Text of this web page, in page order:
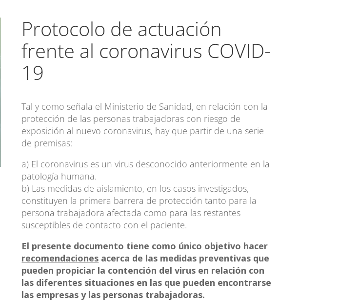
Protocolo de actuación
frente al coronavirus COVID-
19
Tal y como señala el Ministerio de Sanidad, en relación con la
protección de las personas trabajadoras con riesgo de
exposición al nuevo coronavirus, hay que partir de una serie
de premisas:
a) El coronavirus es un virus desconocido anteriormente en la
patología humana.
b) Las medidas de aislamiento, en los casos investigados,
constituyen la primera barrera de protección tanto para la
persona trabajadora afectada como para las restantes
susceptibles de contacto con el paciente.
El presente documento tiene como único objetivo hacer
recomendaciones acerca de las medidas preventivas que
pueden propiciar la contención del virus en relación con
las diferentes situaciones en las que pueden encontrarse
las empresas y las personas trabajadoras.